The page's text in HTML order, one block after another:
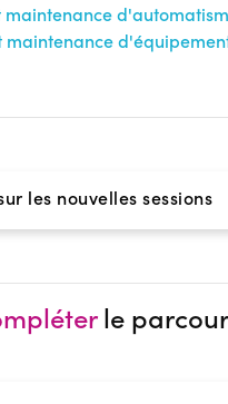
maintenance
maintenance
les nouvelles sessions
le